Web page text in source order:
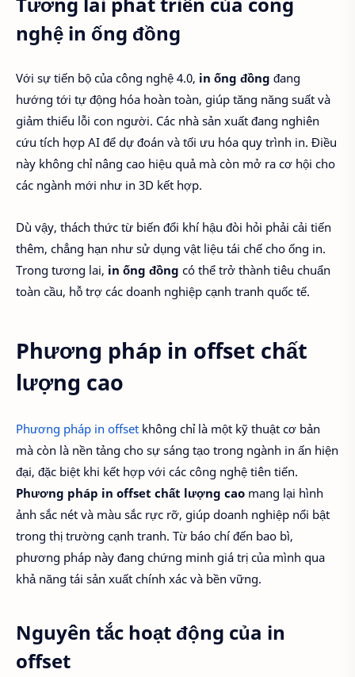
nghệ in ống đồng
Với sự tiến bộ của công nghệ 4.0, in ống đồng đang
hướng tới tự động hóa hoàn toàn, giúp tăng năng suất và
giảm thiểu lỗi con người. Các nhà sản xuất đang nghiên
cứu tích hợp AI để dự đoán và tối ưu hóa quy trình in. Điều
này không chỉ nâng cao hiệu quả mà còn mở ra cơ hội cho
các ngành mới như in 3D kết hợp.
Dù vậy, thách thức từ biến đổi khí hậu đòi hỏi phải cải tiến
thêm, chẳng hạn như sử dụng vật liệu tái chế cho ống in.
Trong tương lai, in ống đồng có thể trở thành tiêu chuẩn
toàn cầu, hỗ trợ các doanh nghiệp cạnh tranh quốc tế.
Phương pháp in offset chất
lượng cao
Phương pháp in offset không chỉ là một kỹ thuật cơ bản
mà còn là nền tảng cho sự sáng tạo trong ngành in ấn hiện
đại, đặc biệt khi kết hợp với các công nghệ tiên tiến.
Phương pháp in offset chất lượng cao mang lại hình
ảnh sắc nét và màu sắc rực rỡ, giúp doanh nghiệp nổi bật
trong thị trường cạnh tranh. Từ báo chí đến bao bì,
phương pháp này đang chứng minh giá trị của mình qua
khả năng tái sản xuất chính xác và bền vững.
Nguyên tắc hoạt động của in
offset